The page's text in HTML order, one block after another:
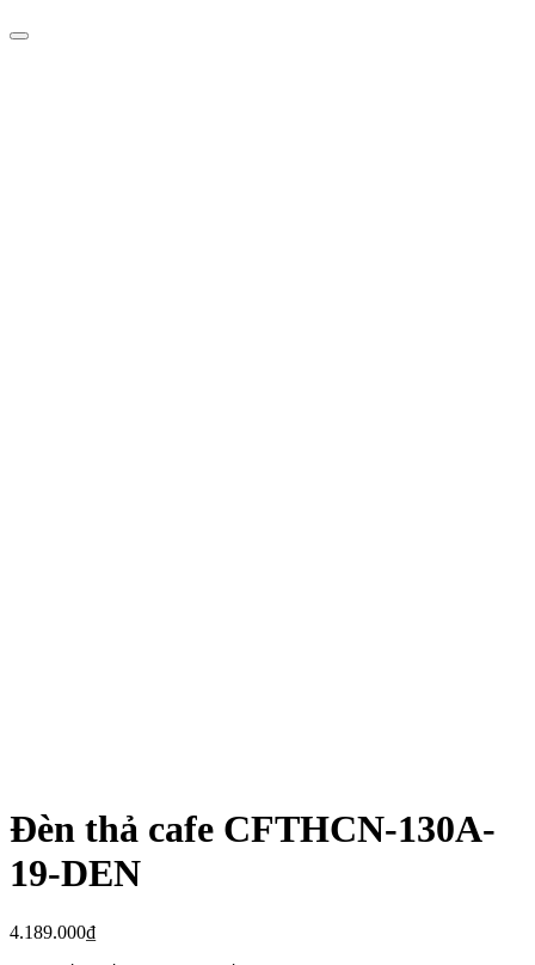
Đèn thả cafe CFTHCN-130A-
19-DEN
4.189.000₫